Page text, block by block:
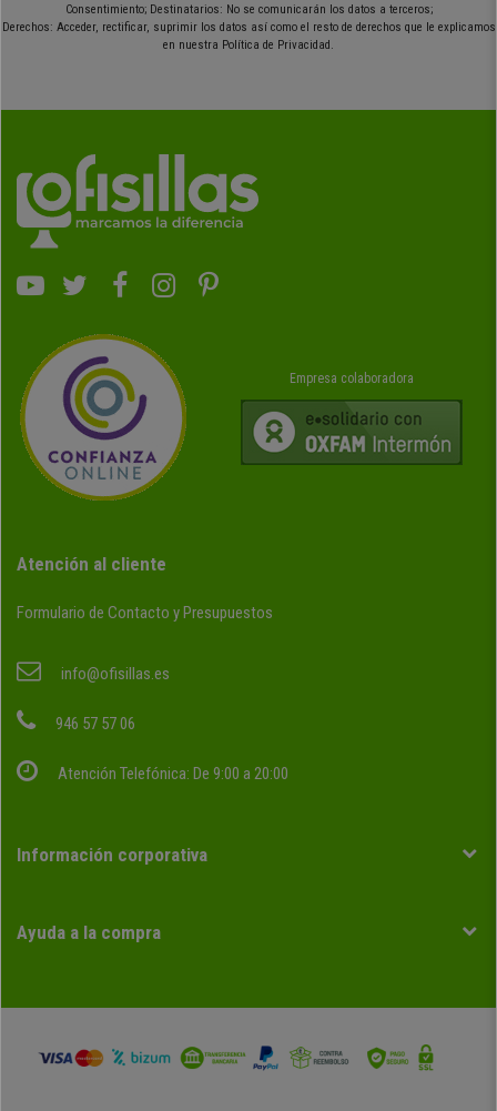
Consentimiento; Destinatarios: No se comunicarán los datos a terceros;
Derechos: Acceder, rectificar, suprimir los datos así como el resto de derechos que le explicamos
en nuestra Política de Privacidad.
Empresa colaboradora
Atención al cliente
Formulario de Contacto y Presupuestos
info@ofisillas.es
946 57 57 06
Atención Telefónica: De 9:00 a 20:00
Información corporativa
Ayuda a la compra